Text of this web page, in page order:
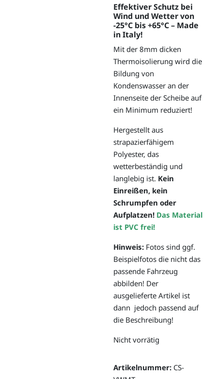
Effektiver Schutz bei
Wind und Wetter von
-25°C bis +65°C– Made
in Italy!
Mit der 8mm dicken
Thermoisolierung wird die
Bildung von
Kondenswasser an der
Innenseite der Scheibe auf
ein Minimum reduziert!
Hergestellt aus
strapazierfähigem
Polyester, das
wetterbeständig und
langlebig ist. Kein
Einreißen, kein
Schrumpfen oder
Aufplatzen! Das Material
ist PVC frei!
Hinweis: Fotos sind ggf.
Beispielfotos die nicht das
passende Fahrzeug
abbilden! Der
ausgelieferte Artikel ist
dann jedoch passend auf
die Beschreibung!
Nicht vorrätig
Artikelnummer: CS-